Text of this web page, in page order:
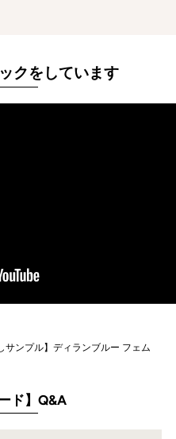
クをしています
サンプル】ディランブルー フェム
ド】Q&A